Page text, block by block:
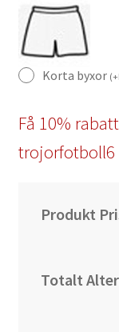
Korta byxor (+
Få 10%
trojorfotboll6
Produkt
Totalt